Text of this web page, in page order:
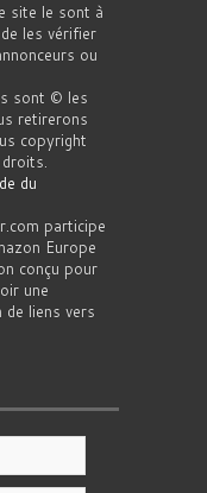
site le sont à
les vérifier
ou
sont © les
retirerons
copyright
du
participe
Europe
conçu pour
une
de liens vers